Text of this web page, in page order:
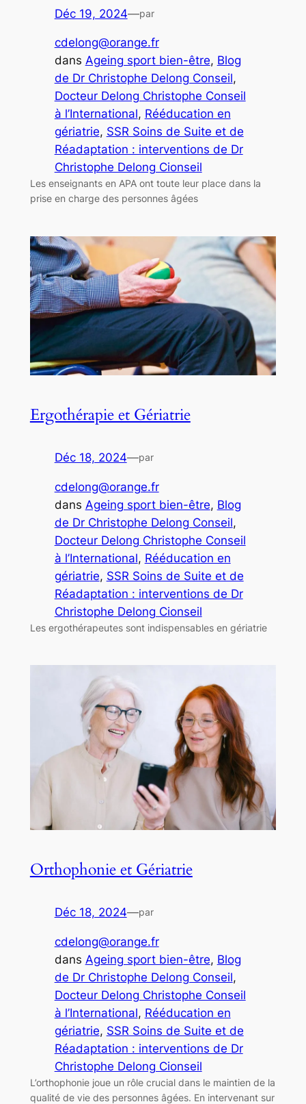
Déc 19, 2024—par
cdelong@orange.fr
dans Ageing sport bien-être, Blog
de Dr Christophe Delong Conseil
Docteur Delong Christophe Conseil
à l’International, Rééducation en
gériatrie, SSR Soins de Suite et de
Réadaptation : interventions de Dr
Christophe Delong Cionseil
Les enseignants en APA ont toute leur place dans la
prise en charge des personnes âgées
Ergothérapie et Gériatrie
Déc 18, 2024—par
cdelong@orange.fr
dans Ageing sport bien-être, Blog
de Dr Christophe Delong Conseil
Docteur Delong Christophe Conseil
à l’International, Rééducation en
gériatrie, SSR Soins de Suite et de
Réadaptation : interventions de Dr
Christophe Delong Cionseil
Les ergothérapeutes sont indispensables en gériatrie
Orthophonie et Gériatrie
Déc 18, 2024—par
cdelong@orange.fr
dans Ageing sport bien-être, Blog
de Dr Christophe Delong Conseil
Docteur Delong Christophe Conseil
à l’International, Rééducation en
gériatrie, SSR Soins de Suite et de
Réadaptation : interventions de Dr
Christophe Delong Cionseil
L’orthophonie joue un rôle crucial dans le maintien de la
qualité de vie des personnes âgées. En intervenant sur